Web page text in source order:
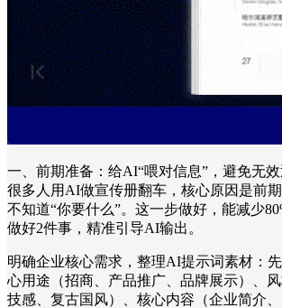
一、前期准备：给AI“喂对信息”，避免无
很多人用AI做宣传册翻车，核心原因是前
不知道“你要什么”。这一步做好，能减少
做好2件事，精准引导AI输出。
明确企业核心需求，整理AI提示词素材：
心用途（招商、产品推广、品牌展示）、
技感、复古国风）、核心内容（企业简介